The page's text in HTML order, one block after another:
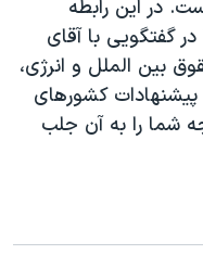
در اين رابطه
گفتگويی با آقای
بين الملل و انرژی،
کشورهای
شما را به آن جلب